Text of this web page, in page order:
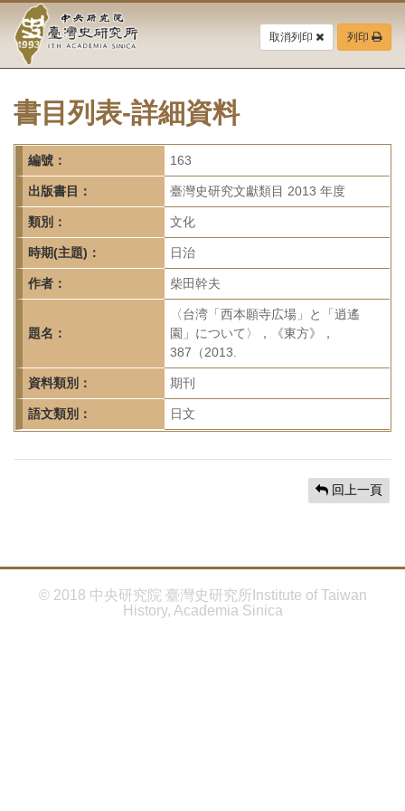
要
中
央
研
究
院-
臺
灣
史
研
究
所-
首
頁
取消列印 列印
書目列表-詳細資料
編號： 163
出版書目： 臺灣史研究文獻類目 2013 年度
類別： 文化
時期(主題)： 日治
作者： 柴田幹夫
題名：
〈台湾「西本願寺広場」と「逍遙
園」について〉，《東方》，
387（2013.
資料類別： 期刊
語文類別： 日文
回上一頁
© 2018 中央研究院 臺灣史研究所Institute of Taiwan
History, Academia Sinica